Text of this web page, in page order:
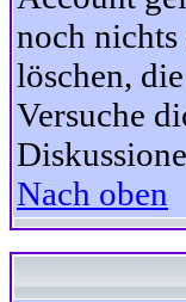
noch nichts
löschen,
Versuche
Nach oben